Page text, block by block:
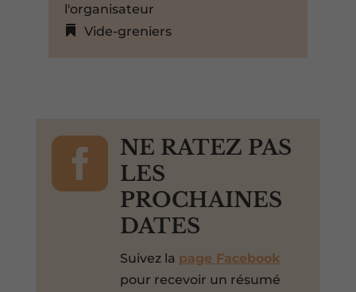
l'organisateur
Vide-greniers

NE RATEZ PAS
LES
PROCHAINES
DATES
Suivez la page Facebook
pour recevoir un résumé